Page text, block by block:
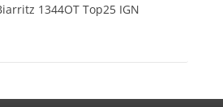
1344OT Top25 IGN